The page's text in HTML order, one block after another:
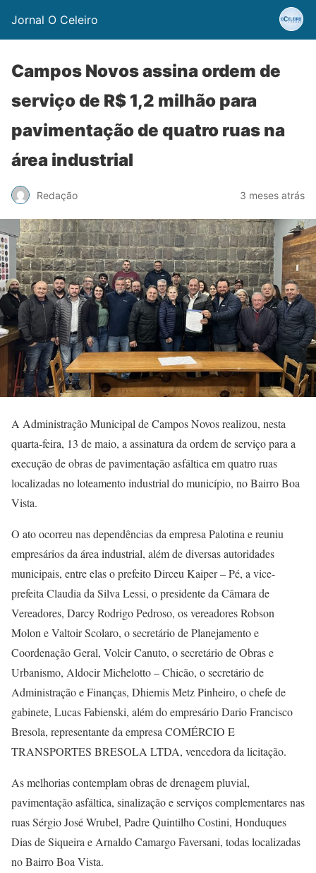
Jornal O Celeiro
Campos Novos assina ordem de
serviço de R$ 1,2 milhão para
pavimentação de quatro ruas na
área industrial
Redação 3 meses atrás
A Administração Municipal de Campos Novos realizou, nesta
quarta-feira, 13 de maio, a assinatura da ordem de serviço para a
execução de obras de pavimentação asfáltica em quatro ruas
localizadas no loteamento industrial do município, no Bairro Boa
Vista.
O ato ocorreu nas dependências da empresa Palotina e reuniu
empresários da área industrial, além de diversas autoridades
municipais, entre elas o prefeito Dirceu Kaiper – Pé, a vice-
prefeita Claudia da Silva Lessi, o presidente da Câmara de
Vereadores, Darcy Rodrigo Pedroso, os vereadores Robson
Molon e Valtoir Scolaro, o secretário de Planejamento e
Coordenação Geral, Volcir Canuto, o secretário de Obras e
Urbanismo, Aldocir Michelotto – Chicão, o secretário de
Administração e Finanças, Dhiemis Metz Pinheiro, o chefe de
gabinete, Lucas Fabienski, além do empresário Dario Francisco
Bresola, representante da empresa COMÉRCIO E
TRANSPORTES BRESOLA LTDA, vencedora da licitação.
As melhorias contemplam obras de drenagem pluvial,
pavimentação asfáltica, sinalização e serviços complementares nas
ruas Sérgio José Wrubel, Padre Quintilho Costini, Honduques
Dias de Siqueira e Arnaldo Camargo Faversani, todas localizadas
no Bairro Boa Vista.